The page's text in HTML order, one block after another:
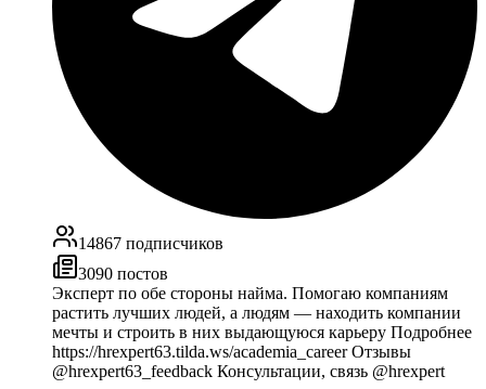
14867 подписчиков
3090 постов
Эксперт по обе стороны найма. Помогаю компаниям
растить лучших людей, а людям — находить компании
мечты и строить в них выдающуюся карьеру Подробнее
https://hrexpert63.tilda.ws/academia_career Отзывы
@hrexpert63_feedback Консультации, связь @hrexpert